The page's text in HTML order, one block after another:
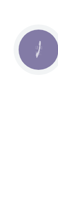
КНОПКА
СВЯЗИ